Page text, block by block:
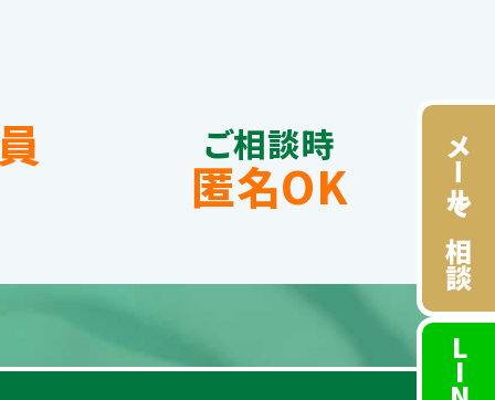
メールで相談
ご相談時
匿名OK